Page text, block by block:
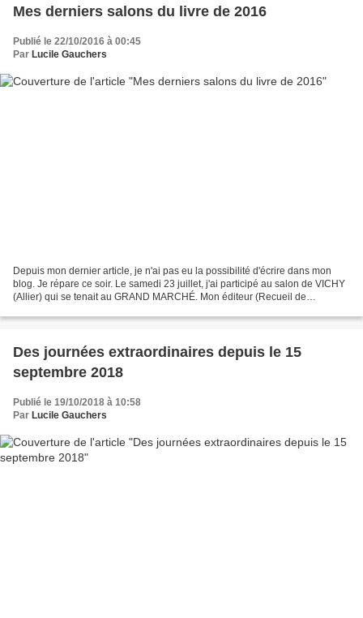
Mes derniers salons du livre de 2016
Publié le 22/10/2016 à 00:45
Par Lucile Gauchers
Depuis mon dernier article, je n'ai pas eu la possibilité d'écrire dans mon
blog. Je répare ce soir. Le samedi 23 juillet, j'ai participé au salon de VICHY
(Allier) qui se tenait au GRAND MARCHÉ. Mon éditeur (Recueil de
Des journées extraordinaires depuis le 15
septembre 2018
Publié le 19/10/2018 à 10:58
Par Lucile Gauchers